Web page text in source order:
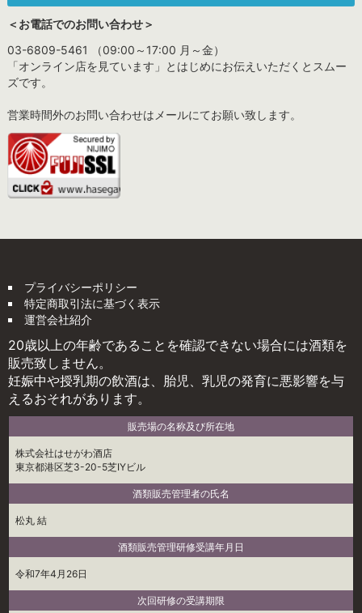
＜お電話でのお問い合わせ＞
03-6809-5461 （09:00～17:00 月～金）
「オンライン店を見ています」とはじめにお伝えいただくとスムー
ズです。
営業時間外のお問い合わせはメールにてお願い致します。
プライバシーポリシー
特定商取引法に基づく表示
運営会社紹介
20歳以上の年齢であることを確認できない場合には酒類を
販売致しません。
妊娠中や授乳期の飲酒は、胎児、乳児の発育に悪影響を与
えるおそれがあります。
販売場の名称及び所在地
株式会社はせがわ酒店
東京都港区芝3-20-5芝IYビル
酒類販売管理者の氏名
松丸 結
酒類販売管理研修受講年月日
令和7年4月26日
次回研修の受講期限